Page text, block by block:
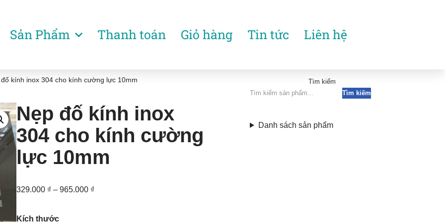
Sản Phẩm Thanh toán Giỏ hàng Tin tức Liên hệ
đố kính inox 304 cho kính cường lực 10mm
Nẹp đố kính inox
304 cho kính cường
lực 10mm
329.000 ₫ – 965.000 ₫
Kích thước
Tìm kiếm
Tìm kiếm
Danh sách sản phẩm